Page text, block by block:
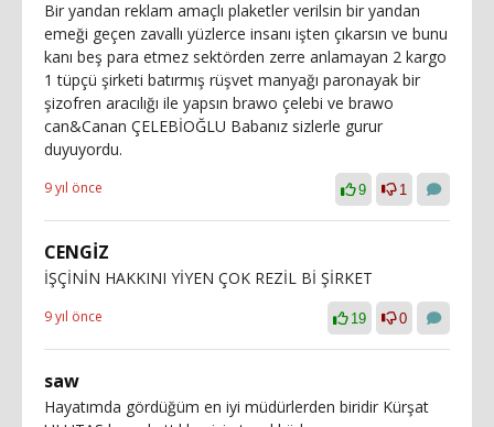
Bir yandan reklam amaçlı plaketler verilsin bir yandan
emeği geçen zavallı yüzlerce insanı işten çıkarsın ve bunu
kanı beş para etmez sektörden zerre anlamayan 2 kargo
1 tüpçü şirketi batırmış rüşvet manyağı paronayak bir
şizofren aracılığı ile yapsın brawo çelebi ve brawo
can&Canan ÇELEBİOĞLU Babanız sizlerle gurur
duyuyordu.
9 yıl önce 9 1
CENGİZ
İŞÇİNİN HAKKINI YİYEN ÇOK REZİL Bİ ŞİRKET
9 yıl önce 19 0
saw
Hayatımda gördüğüm en iyi müdürlerden biridir Kürşat